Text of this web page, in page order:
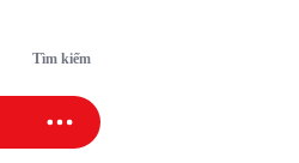
Tìm kiếm
SAO SPORT